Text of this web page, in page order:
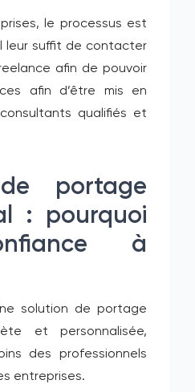
le processus est
leur suffit de contacter
afin de pouvoir
afin d’être mis en
qualifiés et
portage
: pourquoi
à
solution de portage
et personnalisée,
des professionnels
entreprises.